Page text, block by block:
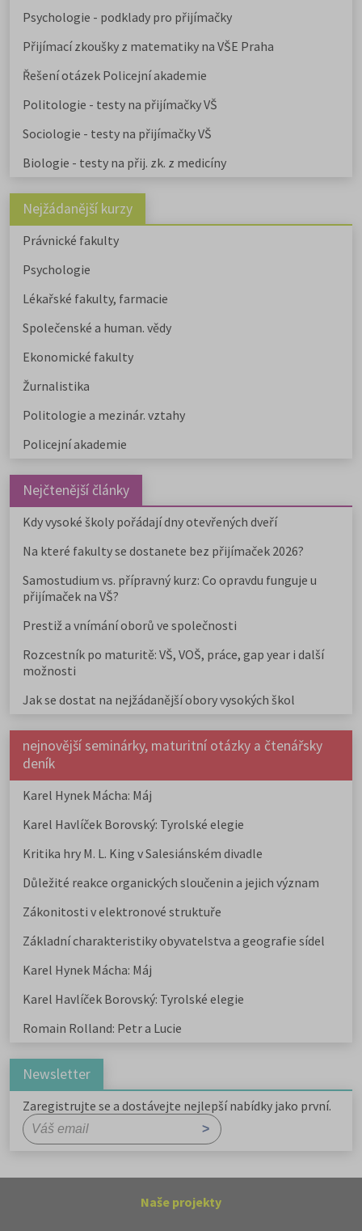
vysokých školách od uměleckých
po ekonomické či technické.
Pedagogicky zaměřené obory
nabízejí také soukromé vysoké
školy.
zaměřené obory a
uvádíme v samostatném článku.
Chystáte se na humanitní
Stáhněte si zdarma e-book s
přehledem humanitních fakult,
Psychologie - podklady pro přijímačky
Přijímací zkoušky z matematiky na VŠE Praha
Řešení otázek Policejní akademie
Politologie - testy na přijímačky VŠ
Sociologie - testy na přijímačky VŠ
Biologie - testy na přij. zk. z medicíny
Nejžádanější kurzy
Právnické fakulty
Psychologie
Lékařské fakulty, farmacie
Společenské a human. vědy
Ekonomické fakulty
Žurnalistika
Politologie a mezinár. vztahy
Policejní akademie
Nejčtenější články
Kdy vysoké školy pořádají dny otevřených dveří
Na které fakulty se dostanete bez přijímaček 2026?
Samostudium vs. přípravný kurz: Co opravdu funguje u
přijímaček na VŠ?
Prestiž a vnímání oborů ve společnosti
Rozcestník po maturitě: VŠ, VOŠ, práce, gap year i další
možnosti
Jak se dostat na nejžádanější obory vysokých škol
nejnovější seminárky, maturitní otázky a čtenářsky
deník
Karel Hynek Mácha: Máj
Karel Havlíček Borovský: Tyrolské elegie
Kritika hry M. L. King v Salesiánském divadle
Důležité reakce organických sloučenin a jejich význam
Zákonitosti v elektronové struktuře
Základní charakteristiky obyvatelstva a geografie sídel
Karel Hynek Mácha: Máj
Karel Havlíček Borovský: Tyrolské elegie
Romain Rolland: Petr a Lucie
Newsletter
Zaregistrujte se a dostávejte nejlepší nabídky jako první.
Naše projekty